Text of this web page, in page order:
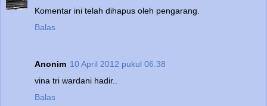
Komentar ini telah dihapus oleh pengarang.
Balas
Anonim 10 April 2012 pukul 06.38
vina tri wardani hadir..
Balas